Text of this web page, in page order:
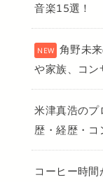
音楽15選！
角野未
や家族、コン
米津真浩のプ
歴・経歴・コ
コーヒー時